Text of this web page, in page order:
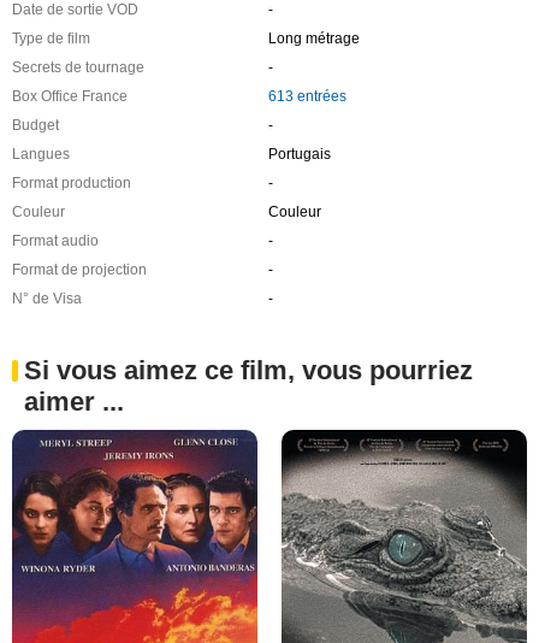
Date de sortie VOD
-
Type de film
Long métrage
Secrets de tournage
-
Box Office France
613 entrées
Budget
-
Langues
Portugais
Format production
-
Couleur
Couleur
Format audio
-
Format de projection
-
N° de Visa
-
Si vous aimez ce film, vous pourriez
aimer ...